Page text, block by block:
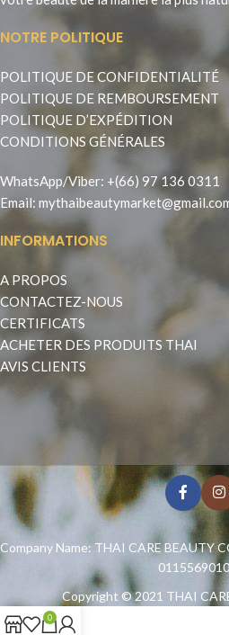
NOTRE POLITIQUE
POLITIQUE DE CONFIDENTIALITÉ
POLITIQUE DE REMBOURSEMENT
POLITIQUE D’EXPÉDITION
CONDITIONS GÉNÉRALES
WhatsApp/Viber: +(66) 97 136 0311
Email:
INFORMATIONS
A PROPOS
CONTACTEZ-NOUS
CERTIFICATS
ACHETER DES PRODUITS THAI
AVIS CLIENTS
Company Name: THAI CARE BEAUTY
Copyright © 2021 THAI
0